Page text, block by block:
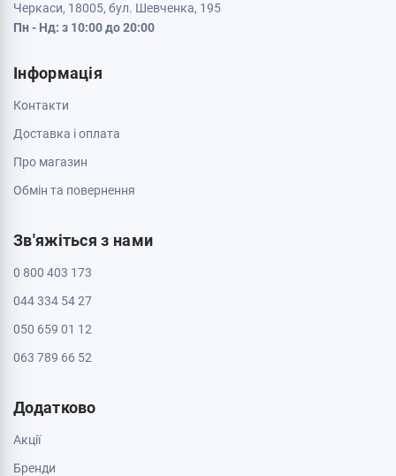
Черкаси, 18005, бул. Шевченка, 195
Пн - Нд: з 10:00 до 20:00
Інформація
Контакти
Доставка і оплата
Про магазин
Обмін та повернення
Зв'яжіться з нами
0 800 403 173
044 334 54 27
050 659 01 12
063 789 66 52
Додатково
Акції
Бренди